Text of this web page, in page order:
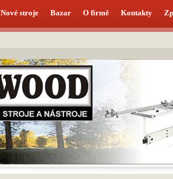
Nové stroje Bazar O firmě Kontakty